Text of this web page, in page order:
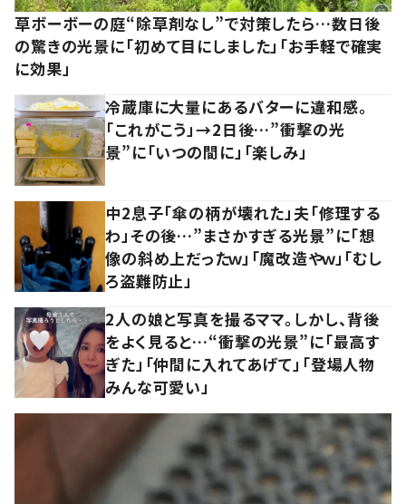
草ボーボーの庭“除草剤なし”で対策したら…数日後
の驚きの光景に「初めて目にしました」「お手軽で確実
に効果」
冷蔵庫に大量にあるバターに違和感。
「これがこう」→2日後…”衝撃の光
景”に「いつの間に」「楽しみ」
中2息子「傘の柄が壊れた」夫「修理する
わ」その後…”まさかすぎる光景”に「想
像の斜め上だったｗ」「魔改造やｗ」「むし
ろ盗難防止」
2人の娘と写真を撮るママ。しかし、背後
をよく見ると…“衝撃の光景”に「最高す
ぎた」「仲間に入れてあげて」「登場人物
みんな可愛い」